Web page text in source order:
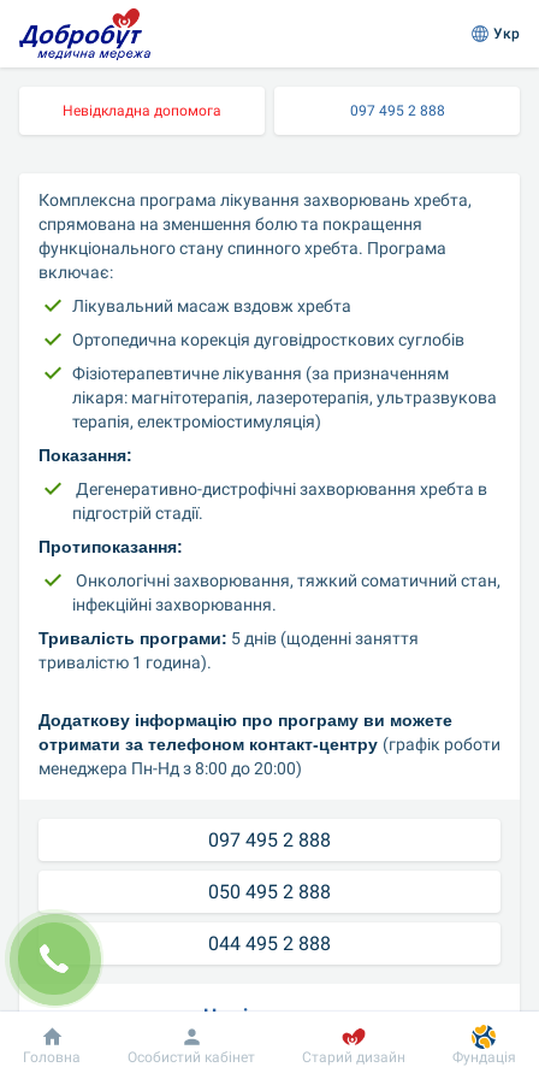
Укр
Невідкладна допомога 097 495 2 888
Комплексна програма лікування захворювань хребта,
спрямована на зменшення болю та покращення
функціонального стану спинного хребта. Програма
включає:
Лікувальний масаж вздовж хребта
Ортопедична корекція дуговідросткових суглобів
Фізіотерапевтичне лікування (за призначенням
лікаря: магнітотерапія, лазеротерапія, ультразвукова
терапія, електроміостимуляція)
Показання:
підгострій стадії.
Протипоказання:
інфекційні захворювання.
Тривалість програми: 5 днів (щоденні заняття
тривалістю 1 година).
Додаткову інформацію про програму ви можете
отримати за телефоном контакт-центру (графік роботи
менеджера Пн-Нд з 8:00 до 20:00)
097 495 2 888
050 495 2 888
044 495 2 888
Наші переваги
Головна Особистий кабінет Старий дизайн Фундація